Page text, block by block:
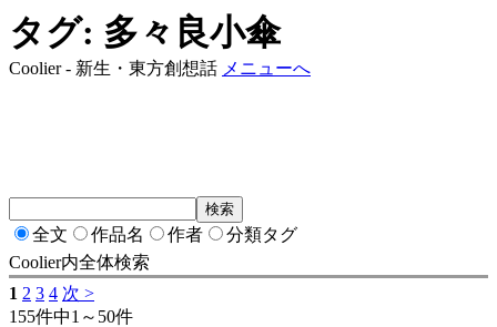
タグ: 多々良小傘
Coolier - 新生・東方創想話 メニューへ
全文 作品名 作者
分類タグ
Coolier内全体検索
1 2 3 4 次 >
155件中1～50件